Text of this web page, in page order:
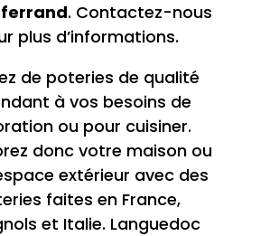
. Contactez-nous
plus d’informations.
de poteries de qualité
à vos besoins de
ou pour cuisiner.
donc votre maison ou
extérieur avec des
faites en France,
et Italie. Languedoc